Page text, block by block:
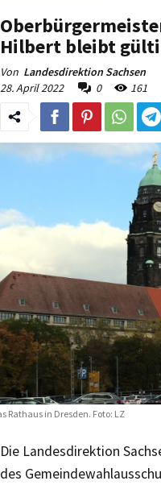
Hilbert bleibt
Von Landesdirektion Sachsen
28. April 2022
0 161
Rathaus in Dresden. Foto: LZ
Die Landesdirektion
des